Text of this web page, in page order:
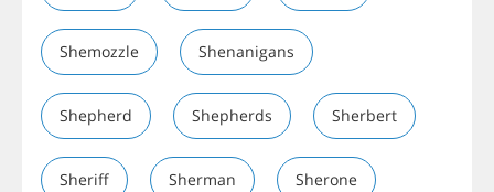
Shemozzle Shenanigans
Shepherd Shepherds Sherbert
Sheriff Sherman Sherone